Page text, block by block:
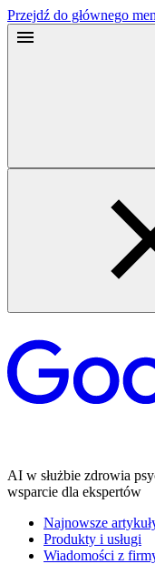
Przejdź do głównego
AI w służbie zdrowia
wsparcie dla ekspertów
Najnowsze
Produkty i usługi
Wiadomości z